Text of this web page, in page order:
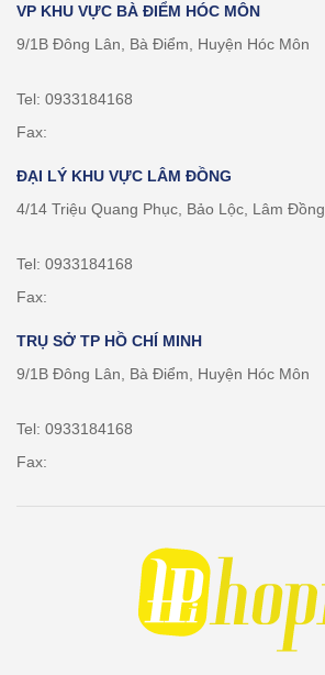
VP KHU VỰC BÀ ĐIỂM HÓC MÔN
9/1B Đông Lân, Bà Điểm, Huyện Hóc Môn
Tel: 0933184168
Fax:
ĐẠI LÝ KHU VỰC LÂM ĐỒNG
4/14 Triệu Quang Phục, Bảo Lộc, Lâm Đồng
Tel: 0933184168
Fax:
TRỤ SỞ TP HỒ CHÍ MINH
9/1B Đông Lân, Bà Điểm, Huyện Hóc Môn
Tel: 0933184168
Fax: